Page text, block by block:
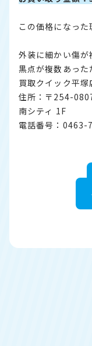
この価格になった
外装に細かい傷
黒点が複数あった
買取クイック平塚
住所：〒254-
南シティ 1F
電話番号：0463-